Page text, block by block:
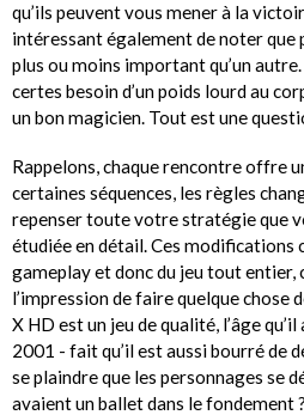
qu’ils peuvent vous mener à la
intéressant également de noter que
plus ou moins important qu’un autre.
certes besoin d’un poids lourd au
un bon magicien. Tout est une
Rappelons, chaque rencontre offre
certaines séquences, les règles
repenser toute votre stratégie que
étudiée en détail. Ces modifications
gameplay et donc du jeu tout entier,
l’impression de faire quelque chose
X HD est un jeu de qualité, l’âge
2001 - fait qu’il est aussi bourré de
se plaindre que les personnages se
avaient un ballet dans le